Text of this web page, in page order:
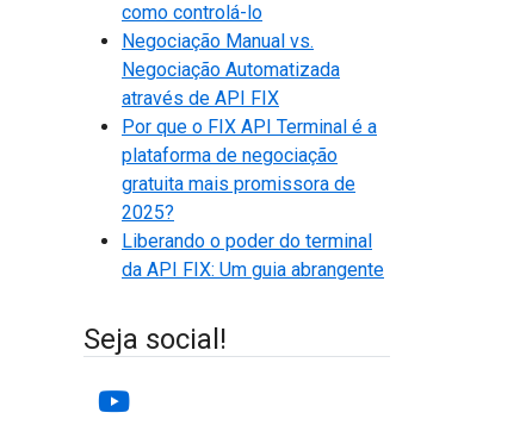
como controlá-lo
Negociação Manual vs.
Negociação Automatizada
através de API FIX
Por que o FIX API Terminal é a
plataforma de negociação
gratuita mais promissora de
2025?
Liberando o poder do terminal
da API FIX: Um guia abrangente
Seja social!
YouTube